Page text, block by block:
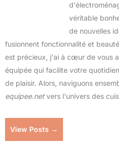
véritable
de nouvelles
fusionnent fonctionnalité et
est précieux, j'ai à cœur de vous
équipée qui facilite votre
de plaisir. Alors, naviguons
equipee.netvers l'univers des
View Posts →